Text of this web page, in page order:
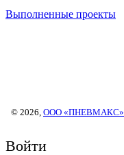
Выполненные проекты
© 2026, ООО «ПНЕВМАКС»
Войти